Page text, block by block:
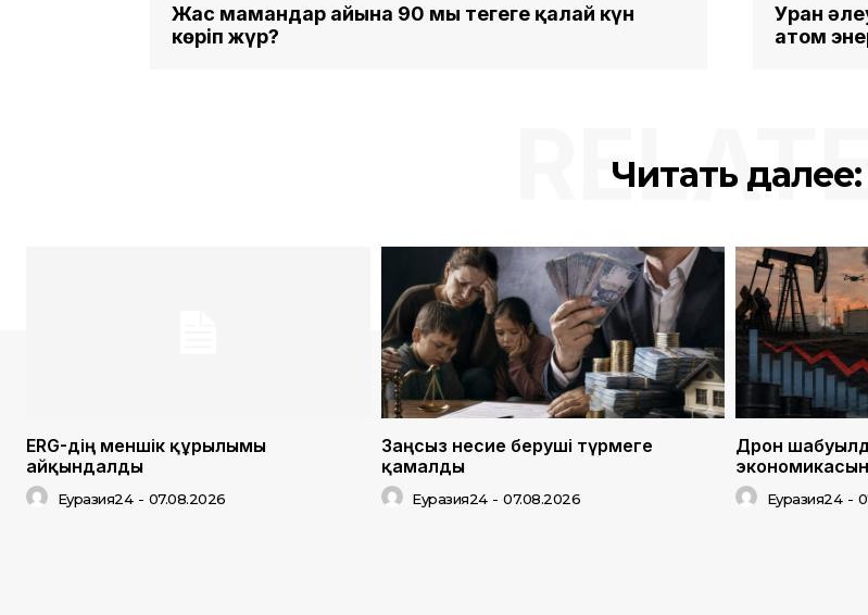
Жас мамандар айына 90 мың теңгеге қалай күн
көріп жүр?
Уран
атом
Читать далее:
ERG-дің меншік құрылымы
айқындалды
Еуразия24 - 07.08.2026
Заңсыз несие беруші түрмеге
қамалды
Еуразия24 - 07.08.2026
Дрон
Еуразия24 -